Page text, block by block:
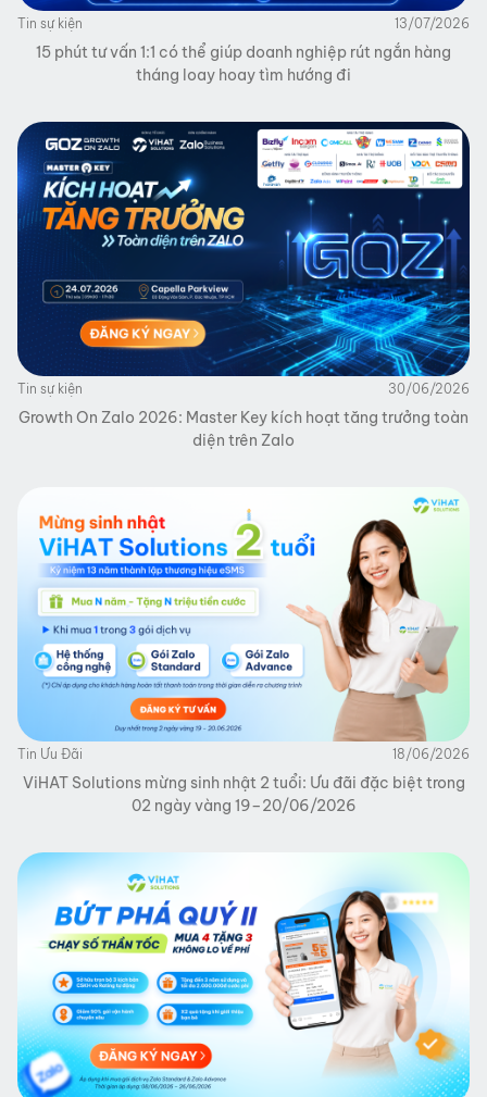
Tin sự kiện 13/07/2026
15 phút tư vấn 1:1 có thể giúp doanh nghiệp rút ngắn hàng
tháng loay hoay tìm hướng đi
Tin sự kiện 30/06/2026
Growth On Zalo 2026: Master Key kích hoạt tăng trưởng toàn
diện trên Zalo
Tin Ưu Đãi 18/06/2026
ViHAT Solutions mừng sinh nhật 2 tuổi: Ưu đãi đặc biệt trong
02 ngày vàng 19–20/06/2026